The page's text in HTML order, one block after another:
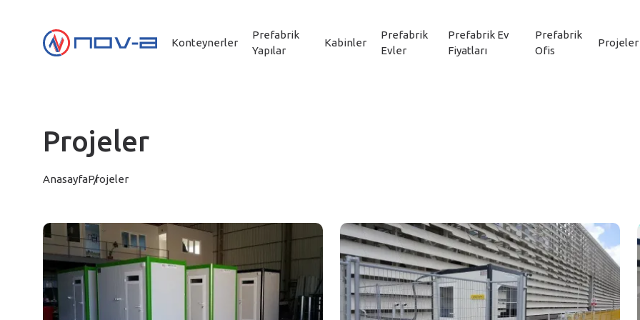
Konteynerler
Prefabrik
Yapılar
Kabinler
Prefabrik
Evler
Prefabrik Ev
Fiyatları
Prefabrik
Ofis
Projeler
Projeler
AnasayfaProjeler